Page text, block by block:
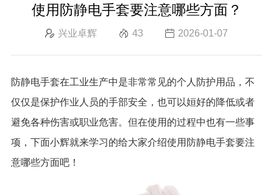
使用防静电手套要注意哪些方面？
兴业卓辉 43 2026-01-07
防静电手套在工业生产中是非常常见的个人防护用品，不
仅仅是保护作业人员的手部安全，也可以姮好的降低或者
避免各种伤害或职业危害。但在使用的过程中也有一些事
项，下面小辉就来学习的给大家介绍使用防静电手套要注
意哪些方面吧！